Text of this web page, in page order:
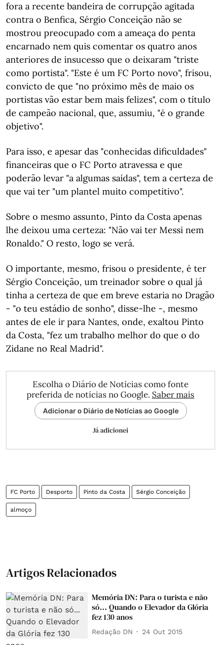
fora a recente bandeira de corrupção agitada
contra o Benfica, Sérgio Conceição não se
mostrou preocupado com a ameaça do penta
encarnado nem quis comentar os quatro anos
anteriores de insucesso que o deixaram "triste
como portista". "Este é um FC Porto novo", frisou,
convicto de que "no próximo mês de maio os
portistas vão estar bem mais felizes", com o título
de campeão nacional, que, assumiu, "é o grande
objetivo".
Para isso, e apesar das "conhecidas dificuldades"
financeiras que o FC Porto atravessa e que
poderão levar "a algumas saídas", tem a certeza de
que vai ter "um plantel muito competitivo".
Sobre o mesmo assunto, Pinto da Costa apenas
lhe deixou uma certeza: "Não vai ter Messi nem
Ronaldo." O resto, logo se verá.
O importante, mesmo, frisou o presidente, é ter
Sérgio Conceição, um treinador sobre o qual já
tinha a certeza de que em breve estaria no Dragão
- "o teu estádio de sonho", disse-lhe -, mesmo
antes de ele ir para Nantes, onde, exaltou Pinto
da Costa, "fez um trabalho melhor do que o do
Zidane no Real Madrid".
Escolha o Diário de Notícias como fonte
preferida de notícias no Google. Saber mais
Adicionar o Diário de Notícias ao Google
Já adicionei
FC Porto Desporto Pinto da Costa Sérgio Conceição
almoço
Artigos Relacionados
Memória DN: Para o turista e não
só... Quando o Elevador da Glória
fez 130 anos
Redação DN 24 Out 2015